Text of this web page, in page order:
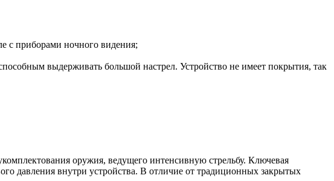
с приборами ночного видения;
выдерживать большой настрел. Устройство не имеет покрытия, так
оружия, ведущего интенсивную стрельбу. Ключевая
давления внутри устройства. В отличие от традиционных закрытых